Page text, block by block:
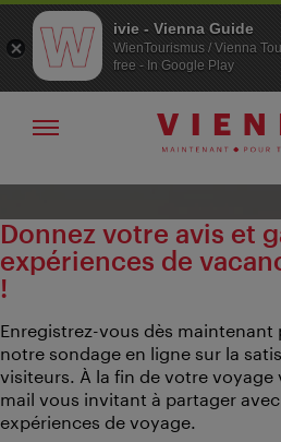
Navigation
Contenu
Afficher
la
Donnez votre avis et
expériences de
!
Enregistrez-vous dès maintenant
notre sondage en ligne sur la
visiteurs. À la fin de votre voyage
mail vous invitant à partager
expériences de voyage.
ivie - Vienna Guide
WienTourismus / Vienna
free - In Google Play